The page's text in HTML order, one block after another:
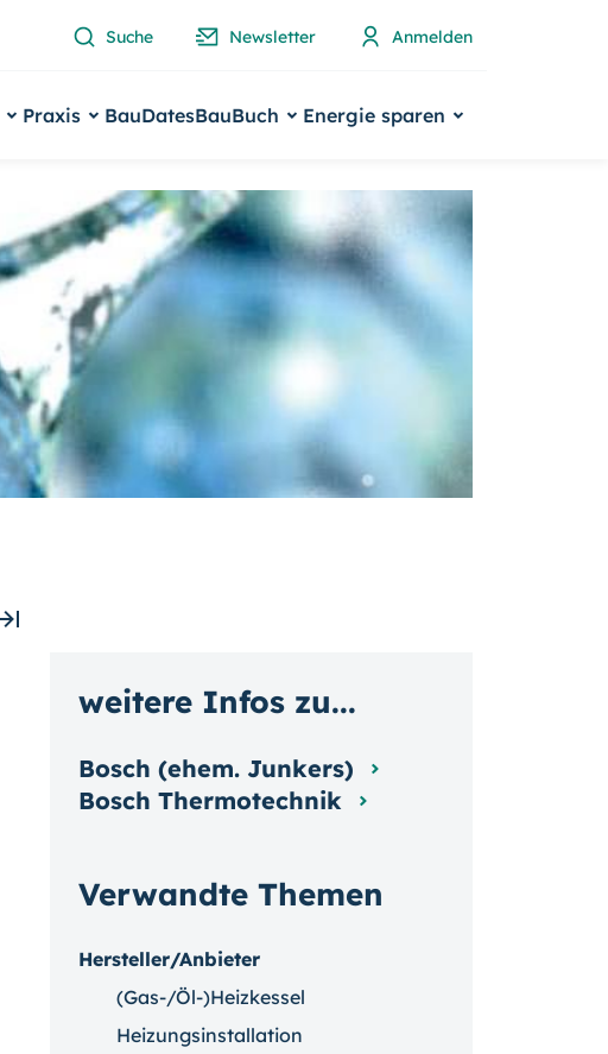
Suche Newsletter Anmelden
Praxis BauDatesBauBuch Energie sparen
Verwandte Themen
Hersteller/Anbieter
(Gas-/Öl-)Heizkessel
Heizungsinstallation
weitere Infos zu...
Bosch (ehem. Junkers)
Bosch Thermotechnik